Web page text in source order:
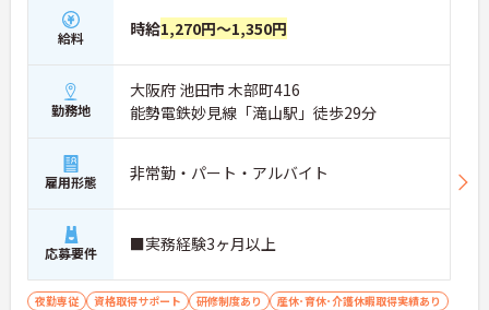
給料 時給1,270円～1,350円
勤務地
大阪府 池田市 木部町416
能勢電鉄妙見線「滝山駅」徒歩29分
雇用形態 非常勤・パート・アルバイト
応募要件 ■実務経験3ヶ月以上
夜勤専従 資格取得サポート 研修制度あり
産休･育休･介護休暇取得実績あり